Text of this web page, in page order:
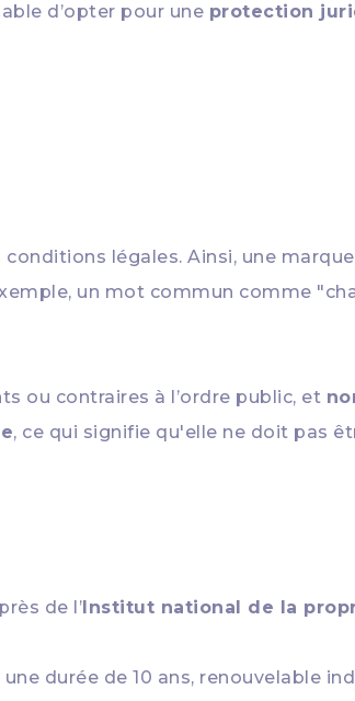
d’opter pour une protection
légales. Ainsi, une
un mot commun comme
ou contraires à l’ordre public, et
, ce qui signifie qu'elle ne doit pas
de l’Institut national de la
durée de 10 ans, renouvelable